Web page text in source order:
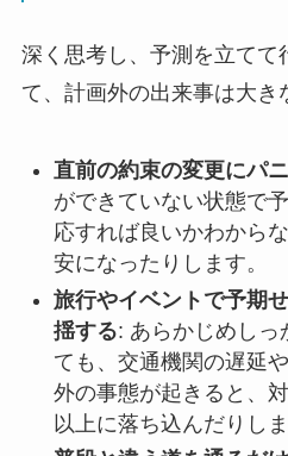
深く思考し、予測を立てて
て、計画外の出来事は大き
直前の約束の変更にパ
ができていない状態で
応すれば良いかわから
安になったりします。
旅行やイベントで予期
揺する: あらかじめしっ
ても、交通機関の遅延
外の事態が起きると、
以上に落ち込んだりしま